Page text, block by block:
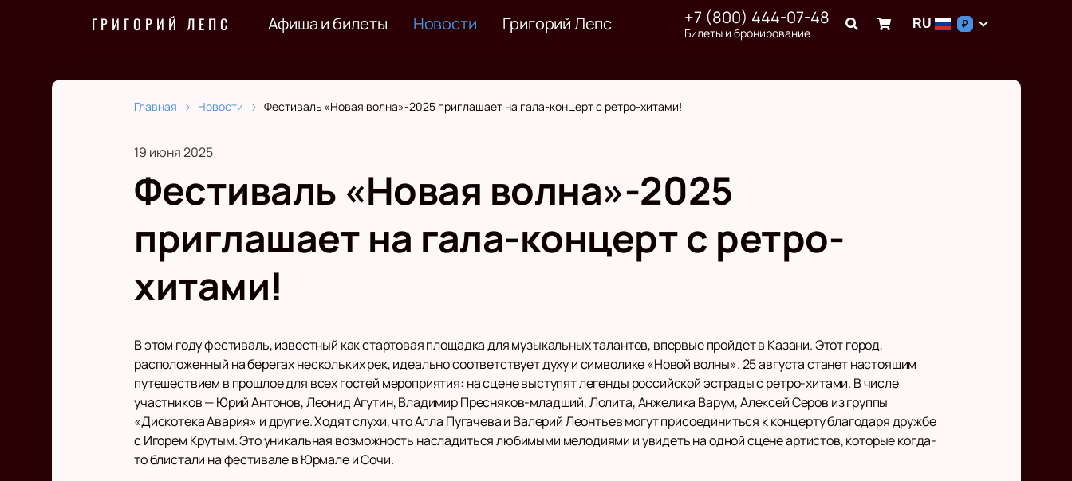
ГРИГОРИЙ ЛЕПС Афиша и билеты Новости Григорий Лепс +7 (800) 444-07-48
Билеты и бронирование
RU ₽
Главная Новости Фестиваль «Новая волна»-2025 приглашает на гала-концерт с ретро-хитами!
19 июня 2025
Фестиваль «Новая волна»-2025
приглашает на гала-концерт с ретро-
хитами!
В этом году фестиваль, известный как стартовая площадка для музыкальных талантов, впервые пройдет в Казани. Этот город,
расположенный на берегах нескольких рек, идеально соответствует духу и символике «Новой волны». 25 августа станет настоящим
путешествием в прошлое для всех гостей мероприятия: на сцене выступят легенды российской эстрады с ретро-хитами. В числе
участников — Юрий Антонов, Леонид Агутин, Владимир Пресняков-младший, Лолита, Анжелика Варум, Алексей Серов из группы
«Дискотека Авария» и другие. Ходят слухи, что Алла Пугачева и Валерий Леонтьев могут присоединиться к концерту благодаря дружбе
с Игорем Крутым. Это уникальная возможность насладиться любимыми мелодиями и увидеть на одной сцене артистов, которые когда-
то блистали на фестивале в Юрмале и Сочи.